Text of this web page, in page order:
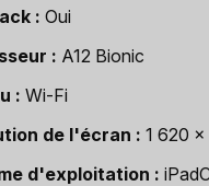
Oui
A12 Bionic
Wi-Fi
de l'écran
1 620 x
d'exploitation